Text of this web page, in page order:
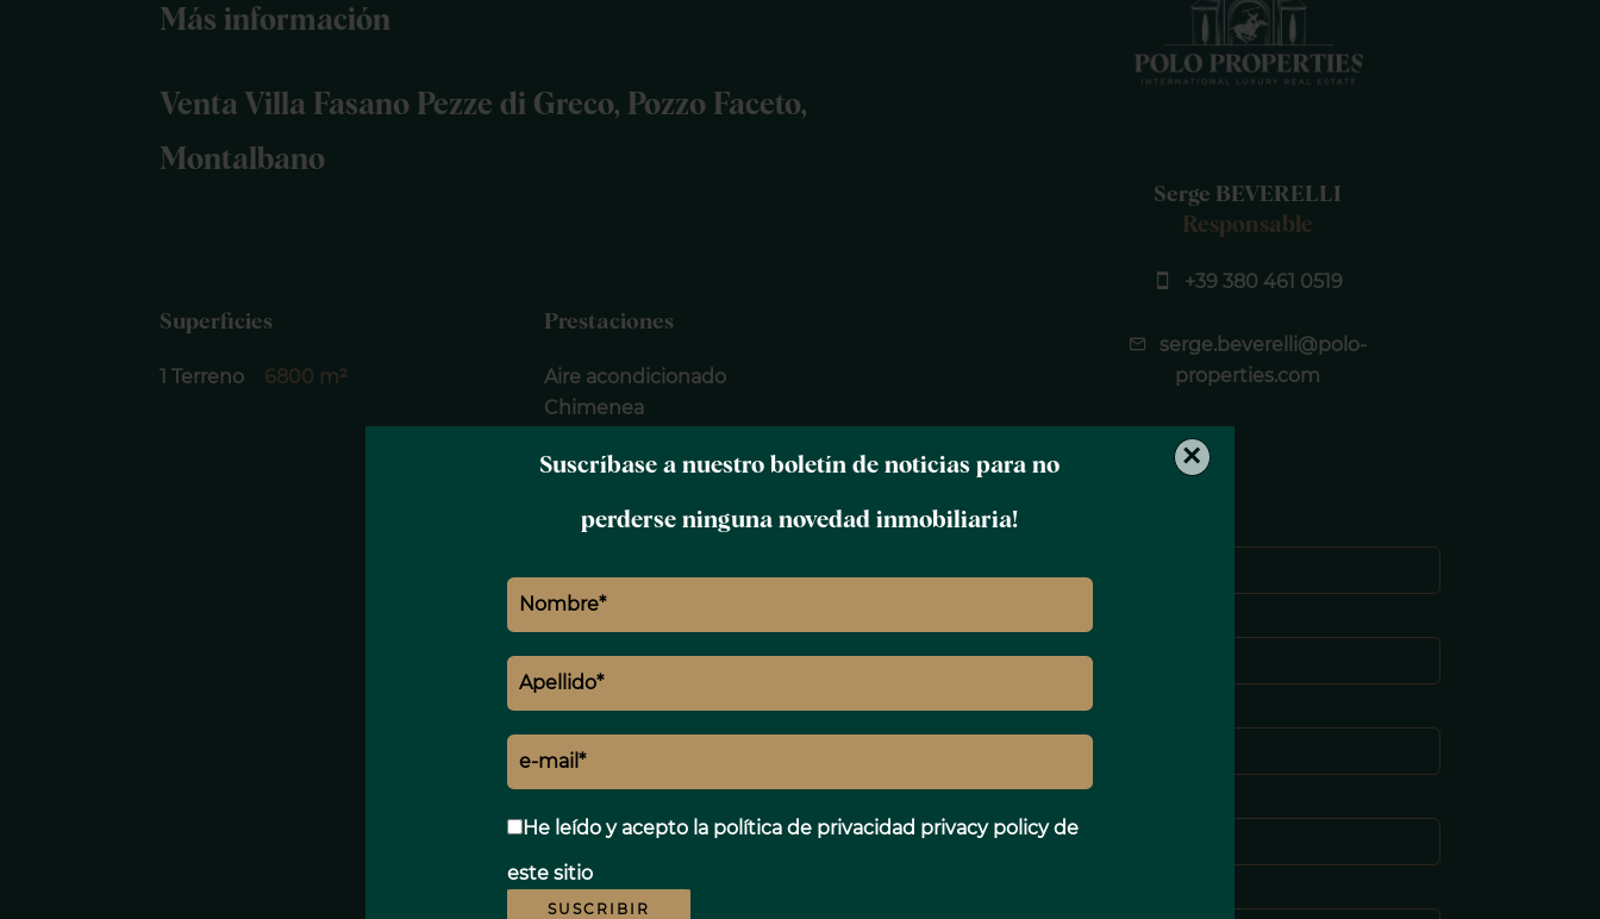
Suscríbase a nuestro boletín de noticias para no
perderse ninguna novedad inmobiliaria!
He leído y acepto la política de privacidad privacy policyde
este sitio
SUSCRIBIR
×
Más información
Venta Villa Fasano Pezze di Greco, Pozzo Faceto,
Montalbano
Superficies
1 Terreno 6800 m²
Prestaciones
Aire acondicionado
Chimenea
Doble acristalamiento
Ventanales
Paneles fotovoltaicos
Persianas
Toldos eléctricos
Forjado sanitario
Cochera
Iluminación exterior
Sistema de alarma
Entrada con código digital
Serge BEVERELLI
Responsable
+39 380 461 0519
serge.beverelli@polo-
properties.com
E-mail *